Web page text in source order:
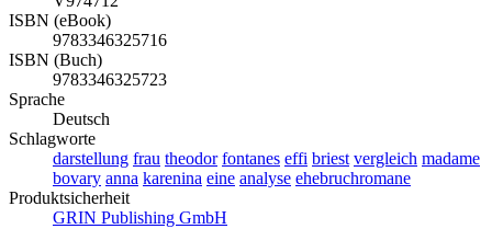
ISBN (eBook)
9783346325716
ISBN (Buch)
9783346325723
Sprache
Deutsch
Schlagworte
darstellung frau theodor fontanes effi briest vergleich madame
bovary anna karenina eine analyse ehebruchromane
Produktsicherheit
GRIN Publishing GmbH